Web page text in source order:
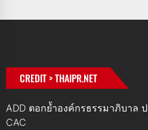
CREDIT > THAIPR.NET
ADD ตอกย้ำองค์กรธรรมาภิบาล
CAC